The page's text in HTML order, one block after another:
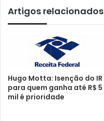
Artigos relacionados
Hugo Motta: Isenção do IR
para quem ganha até R$ 5
mil é prioridade